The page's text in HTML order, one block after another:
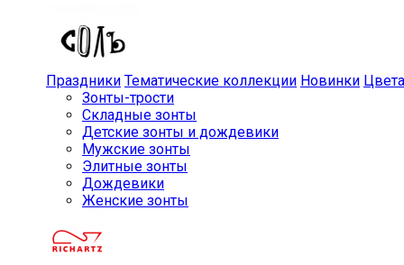
Праздники Тематические коллекции Новинки Цвета
Зонты-трости
Складные зонты
Детские зонты и дождевики
Мужские зонты
Элитные зонты
Дождевики
Женские зонты